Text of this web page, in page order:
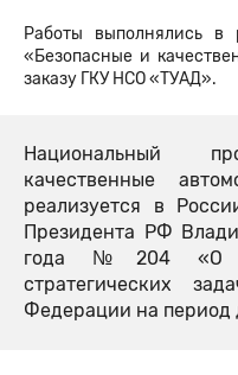
Работы выполнялись в
«Безопасные и
заказу ГКУ НСО «ТУАД».
Национальный
качественные
реализуется в
Президента РФ
года №204 «О
стратегических
Федерации на период